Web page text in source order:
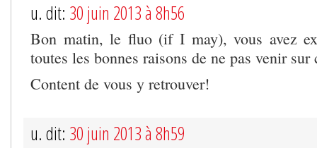
u. dit: 30 juin 2013 à 8h56
Bon matin, le fluo (if I may), vous avez
toutes les bonnes raisons de ne pas venir sur
Content de vous y retrouver!
u. dit: 30 juin 2013 à 8h59